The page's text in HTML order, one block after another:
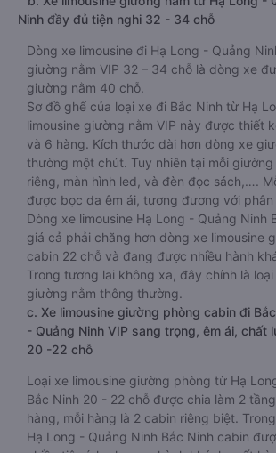
Hạ Long - Quảng Ninh. Hành khách
ra bến xe để đi, chỉ cần đặt vé trực tuyến
đón.
b. Xe limousine giường nằm từ Hạ Long -
Ninh đầy đủ tiện nghi 32 - 34 chỗ
Dòng xe limousine đi Hạ Long - Quảng
giường nằm VIP 32 – 34 chỗ là dòng xe
giường nằm 40 chỗ.
Sơ đồ ghế của loại xe đi Bắc Ninh từ Hạ
limousine giường nằm VIP này được thiết
và 6 hàng. Kích thước dài hơn dòng xe
thường một chút. Tuy nhiên tại mỗi
riêng, màn hình led, và đèn đọc sách,….
được bọc da êm ái, tương đương với phân
Dòng xe limousine Hạ Long - Quảng Ninh
giá cả phải chăng hơn dòng xe limousine
cabin 22 chỗ và đang được nhiều hành
Trong tương lai không xa, đây chính là
giường nằm thông thường.
c. Xe limousine giường phòng cabin đi
- Quảng Ninh VIP sang trọng, êm ái, chất
20 -22 chỗ
Loại xe limousine giường phòng từ Hạ